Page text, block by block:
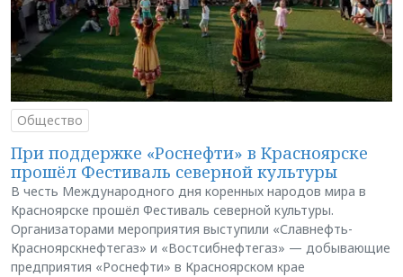
Общество
При поддержке «Роснефти» в Красноярске
прошёл Фестиваль северной культуры
В честь Международного дня коренных народов мира в
Красноярске прошёл Фестиваль северной культуры.
Организаторами мероприятия выступили «Славнефть-
Красноярскнефтегаз» и «Востсибнефтегаз» — добывающие
предприятия «Роснефти» в Красноярском крае